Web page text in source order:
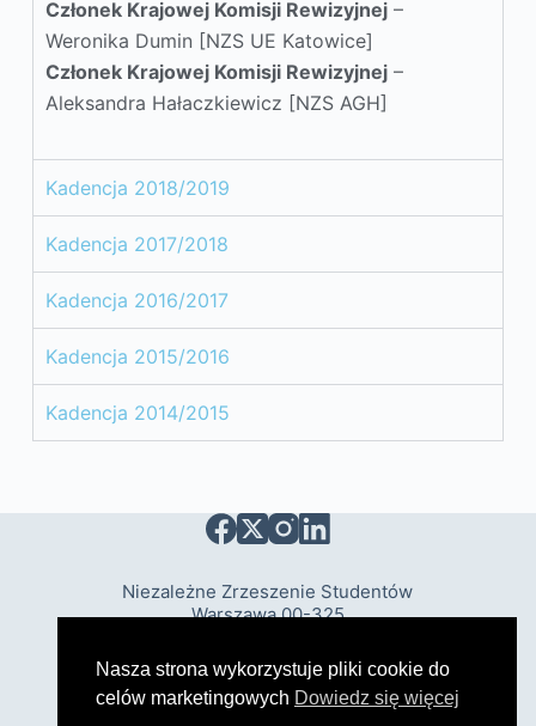
Członek Krajowej Komisji Rewizyjnej–
Weronika Dumin [NZS UE Katowice]
Członek Krajowej Komisji Rewizyjnej–
Aleksandra Hałaczkiewicz [NZS AGH]
Kadencja 2018/2019
Kadencja 2017/2018
Kadencja 2016/2017
Kadencja 2015/2016
Kadencja 2014/2015
Niezależne Zrzeszenie Studentów
Warszawa 00-325
Polityka Prywatności
Copyright © 2023 NZS
Nasza strona wykorzystuje pliki cookie do
celów marketingowych Dowiedz się więcej